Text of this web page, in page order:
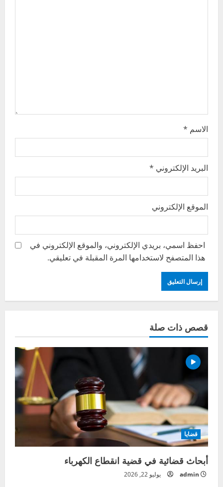
الاسم *
البريد الإلكتروني *
الموقع الإلكتروني
احفظ اسمي، بريدي الإلكتروني، والموقع الإلكتروني في
هذا المتصفح لاستخدامها المرة المقبلة في تعليقي.
قصص ذات صلة
قضايا
أبحاث قضائية في قضية انقطاع الكهرباء
admin يوليو 22, 2026